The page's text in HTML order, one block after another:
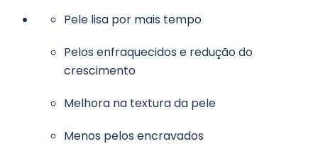
Pele lisa por mais tempo
Pelos enfraquecidos e redução do
crescimento
Melhora na textura da pele
Menos pelos encravados